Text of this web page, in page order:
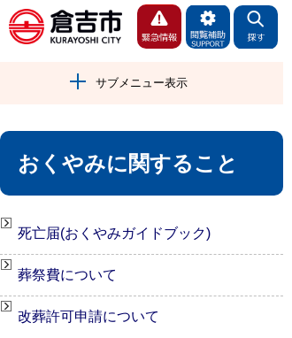
サブメニュー表示
おくやみに関すること
死亡届(おくやみガイドブック)
葬祭費について
改葬許可申請について